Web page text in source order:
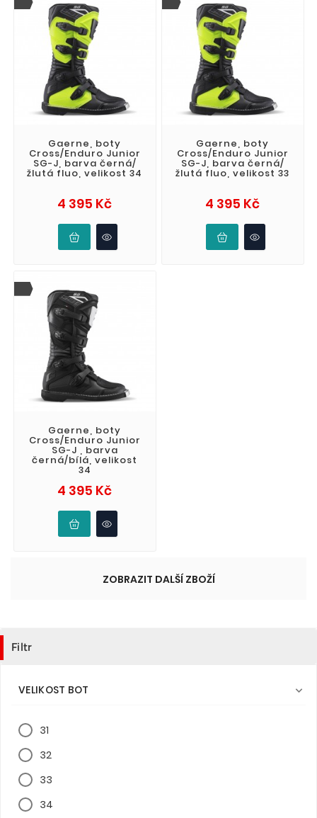
Gaerne, boty
Cross/Enduro Junior
SG-J, barva černá/
žlutá fluo, velikost 34
4 395 KčCena
Gaerne, boty
Cross/Enduro Junior
SG-J, barva černá/
žlutá fluo, velikost 33
4 395 KčCena
Gaerne, boty
Cross/Enduro Junior
SG-J , barva
černá/bílá, velikost
34
4 395 KčCena
ZOBRAZIT DALŠÍ ZBOŽÍ
Filtr
VELIKOST BOT 
31
32
33
34